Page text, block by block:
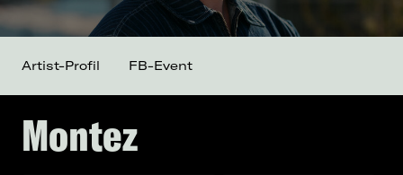
Montez
Artist-Profil FB-Event